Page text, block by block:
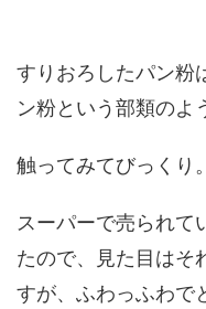
すりおろしたパン粉
ン粉という部類のよ
触ってみてびっくり。
スーパーで売られて
たので、見た目はそ
すが、ふわっふわで